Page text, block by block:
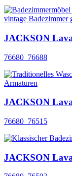
JACKSON
76680_76688
JACKSON
76680_76515
JACKSON